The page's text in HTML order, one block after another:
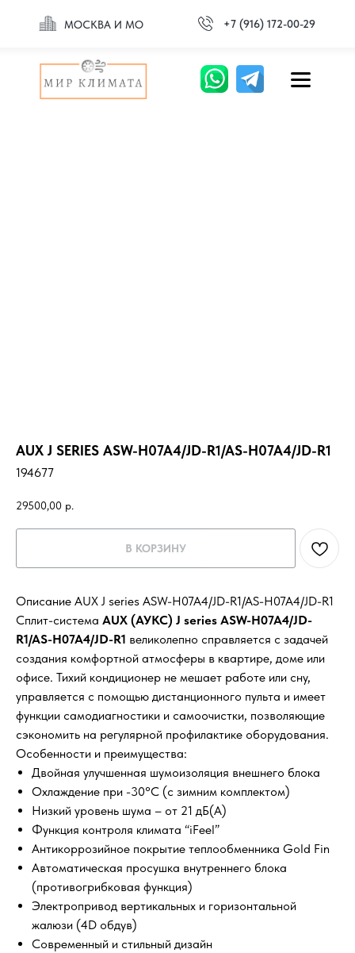
МОСКВА И МО +7 (916) 172-00-29
AUX J SERIES ASW-H07A4/JD-R1/AS-H07A4/JD-R1
194677
29500,00 р.
В КОРЗИНУ
Описание AUX J series ASW-H07A4/JD-R1/AS-H07A4/JD-R1
Сплит-система AUX (АУКС) J series ASW-H07A4/JD-
R1/AS-H07A4/JD-R1 великолепно справляется с задачей
создания комфортной атмосферы в квартире, доме или
офисе. Тихий кондиционер не мешает работе или сну,
управляется с помощью дистанционного пульта и имеет
функции самодиагностики и самоочистки, позволяющие
сэкономить на регулярной профилактике оборудования.
Особенности и преимущества:
Двойная улучшенная шумоизоляция внешнего блока
Охлаждение при -30°С (с зимним комплектом)
Низкий уровень шума – от 21 дБ(А)
Функция контроля климата “iFeel”
Антикоррозийное покрытие теплообменника Gold Fin
Автоматическая просушка внутреннего блока
(противогрибковая функция)
Электропривод вертикальных и горизонтальной
жалюзи (4D обдув)
Современный и стильный дизайн